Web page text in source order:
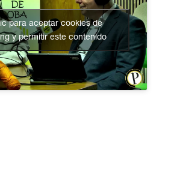
para aceptar cookies de
y permitir este contenido